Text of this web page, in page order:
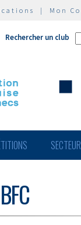
| Mon
Rechercher un club